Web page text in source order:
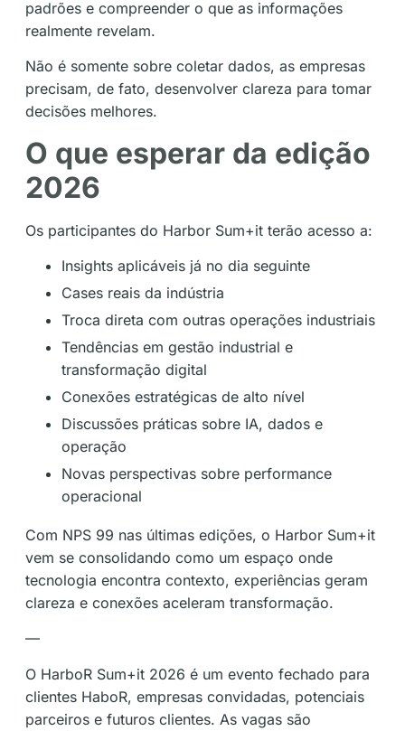
padrões e compreender o que as informações
realmente revelam.
Não é somente sobre coletar dados, as empresas
precisam, de fato, desenvolver clareza para tomar
decisões melhores.
O que esperar da edição
2026
Os participantes do Harbor Sum+it terão acesso a:
Insights aplicáveis já no dia seguinte
Cases reais da indústria
Troca direta com outras operações industriais
Tendências em gestão industrial e
transformação digital
Conexões estratégicas de alto nível
Discussões práticas sobre IA, dados e
operação
Novas perspectivas sobre performance
operacional
Com NPS 99 nas últimas edições, o Harbor Sum+it
vem se consolidando como um espaço onde
tecnologia encontra contexto, experiências geram
clareza e conexões aceleram transformação.
—
O HarboR Sum+it 2026 é um evento fechado para
clientes HaboR, empresas convidadas, potenciais
parceiros e futuros clientes. As vagas são